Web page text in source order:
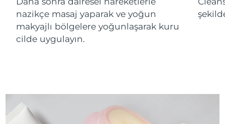
nazikçe masaj yaparak ve yoğun
makyajlı bölgelere yoğunlaşarak kuru
cilde uygulayın.